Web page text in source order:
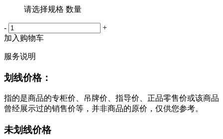
请选择规格 数量
-
+
加入购物车
服务说明
划线价格：
指的是商品的专柜价、吊牌价、指导价、正品零售价或该商品
曾经展示过的销售价等，并非商品的原价，仅供您参考。
未划线价格